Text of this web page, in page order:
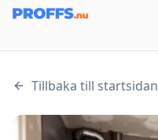
Tillbaka till startsidan